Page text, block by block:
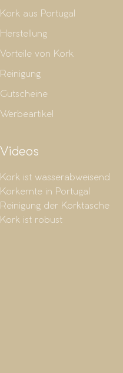
Kork aus Portugal
Herstellung
Vorteile von Kork
Reinigung
Gutscheine
Werbeartikel
Videos
Kork ist wasserabweisend
Korkernte in Portugal
Reinigung der Korktasche
Kork ist robust